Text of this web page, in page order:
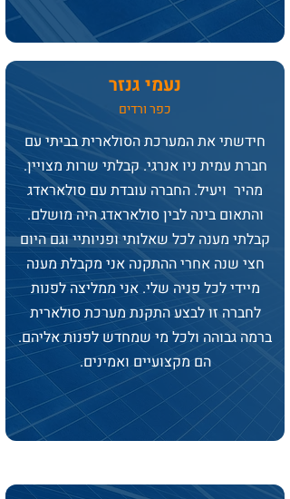
נעמי גנזר
כפר ורדים
חידשתי את המערכת הסולארית בביתי עם
חברת עמית ניו אנרגי. קבלתי שרות מצויין.
מהיר ויעיל. החברה עובדת עם סולאראדג
והתאום בינה לבין סולאראדג היה מושלם.
קבלתי מענה לכל שאלותי ופניותיי וגם היום
חצי שנה אחרי ההתקנה אני מקבלת מענה
מיידי לכל פניה שלי. אני ממליצה לפנות
לחברה זו לבצע התקנת מערכת סולארית
ברמה גבוהה ולכל מי שמחדש לפנות אליהם.
הם מקצועיים ואמינים.